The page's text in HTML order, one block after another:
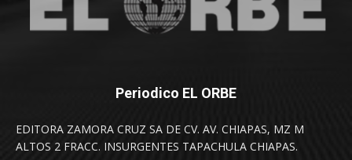
Periodico EL ORBE
EDITORA ZAMORA CRUZ SA DE CV. AV. CHIAPAS, MZ M
ALTOS 2 FRACC. INSURGENTES TAPACHULA CHIAPAS.